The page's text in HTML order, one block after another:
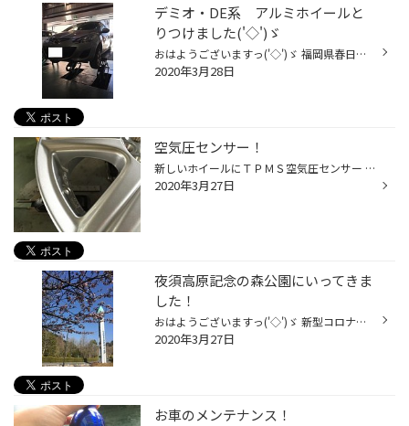
デミオ・DE系 アルミホイールと
りつけました('◇')ゞ
おはようございますっ('◇')ゞ 福岡県春日市のタイヤショップ、 タイヤ館春日のよしむら＠てんちょですっ。 ほぼ満開の桜はほんとに華やかでいいもんですね。 雨の通勤路ですが、そこかしこに咲き誇る桜には思わず見惚れてしまいます。。 さてさて、 今日もはりきってきましょう！ タイヤ交換のご要...
2020年3月28日
空気圧センサー！
新しいホイールにＴＰＭＳ空気圧センサー を取り付けてます！！ ゴムバルブをはずして・・・ 専用のバルブを取り付けます！ ホイールの外側についた黒い部分がセンサーですよ!(^^)! タイヤの空気圧管理！これで安心です！ タイヤ館春日 光町交差点すぐそばです！ ＃福岡県福岡市 ＃福岡県春日市 ＃...
2020年3月27日
夜須高原記念の森公園にいってきま
した！
おはようございますっ('◇')ゞ 新型コロナウイルス（コビット19）の影響でよしむら家では、、 子供たちのストレスがなかなかな状態に、、、 外で思いっきり遊ばせてやりたいと、、 久々に公園へ、、 やってきました『夜須高原記念の森』！ ここは広大な広場に巨大なアスレチック「やすごん」があり、...
2020年3月27日
お車のメンテナンス！